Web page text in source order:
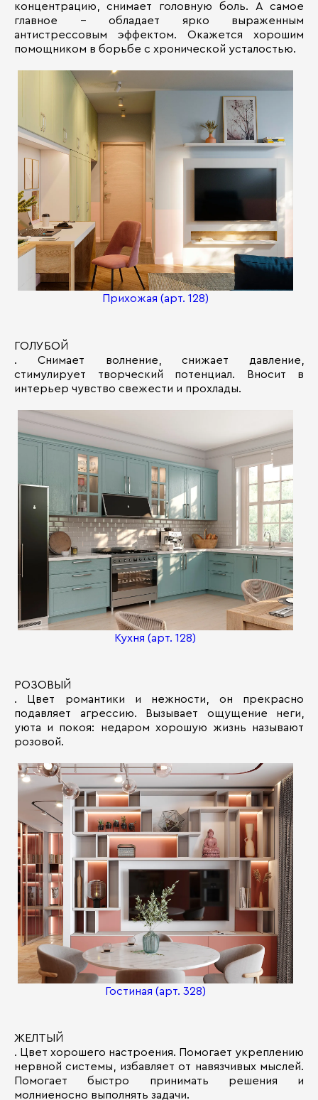
концентрацию, снимает головную боль. А самое
главное - обладает ярко выраженным
антистрессовым эффектом. Окажется хорошим
помощником в борьбе с хронической усталостью.
Прихожая (арт. 128)
ГОЛУБОЙ
. Снимает волнение, снижает давление,
стимулирует творческий потенциал. Вносит в
интерьер чувство свежести и прохлады.
Кухня (арт. 128)
РОЗОВЫЙ
. Цвет романтики и нежности, он прекрасно
подавляет агрессию. Вызывает ощущение неги,
уюта и покоя: недаром хорошую жизнь называют
розовой.
Гостиная (арт. 328)
ЖЕЛТЫЙ
. Цвет хорошего настроения. Помогает укреплению
нервной системы, избавляет от навязчивых мыслей.
Помогает быстро принимать решения и
молниеносно выполнять задачи.